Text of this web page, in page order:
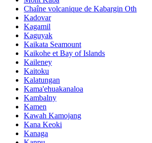
Chaîne volcanique de Kabargin Oth
Kadovar
Kagamil
Kaguyak
Kaikata Seamount
Kaikohe et Bay of Islands
Kaileney
Kaitoku
Kalatungan
Kama'ehuakanaloa
Kambalny
Kamen
Kawah Kamojang
Kana Keoki
Kanaga